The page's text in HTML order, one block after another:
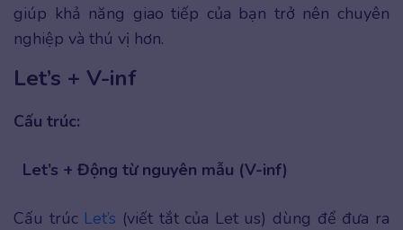
giúp khả năng giao tiếp của bạn trở nên chuyên
nghiệp và thú vị hơn.
Let’s + V-inf
Cấu trúc:
Let’s + Động từ nguyên mẫu (V-inf)
Cấu trúc Let’s (viết tắt của Let us) dùng để đưa ra